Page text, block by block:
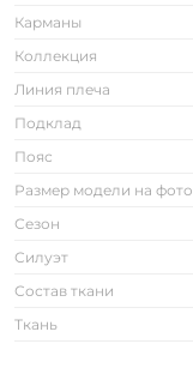
Карманы
Коллекция
Линия плеча
Подклад
Пояс
Размер модели на фото
Сезон
Силуэт
Состав ткани
Ткань